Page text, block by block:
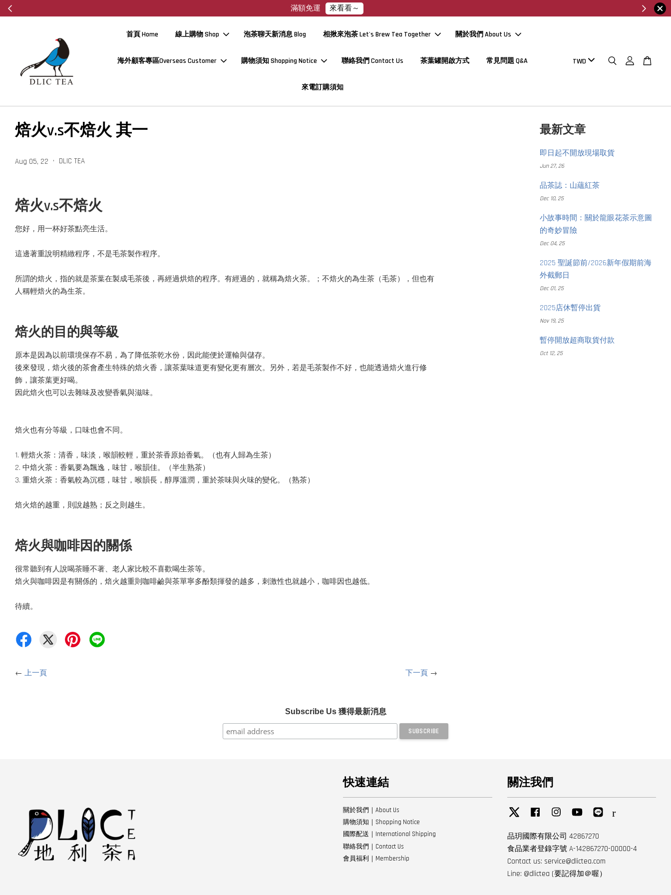
滿額免運 來看看～
首頁 Home 線上購物 Shop 泡茶聊天新消息 Blog 相揪來泡茶 Let's Brew Tea Together 關於我們 About Us
海外顧客專區Overseas Customer 購物須知 Shopping Notice 聯絡我們 Contact Us 茶葉罐開啟方式 常見問題 Q&A
來電訂購須知
焙火v.s不焙火 其一
Aug 05, 22 • DLIC TEA
焙火v.s不焙火
您好，用一杯好茶點亮生活。
這邊著重說明精緻程序，不是毛茶製作程序。
所謂的焙火，指的就是茶葉在製成毛茶後，再經過烘焙的程序。有經過的，就稱為焙火茶。；不焙火的為生茶（毛茶），但也有
人稱輕焙火的為生茶。
焙火的目的與等級
原本是因為以前環境保存不易，為了降低茶乾水份，因此能便於運輸與儲存。
後來發現，焙火後的茶會產生特殊的焙火香，讓茶葉味道更有變化更有層次。另外，若是毛茶製作不好，也能透過焙火進行修
飾，讓茶葉更好喝。
因此焙火也可以去雜味及改變香氣與滋味。
焙火也有分等級，口味也會不同。
1. 輕焙火茶：清香，味淡，喉韻較輕，重於茶香原始香氣。（也有人歸為生茶）
2. 中焙火茶：香氣要為飄逸，味甘，喉韻佳。（半生熟茶）
3. 重焙火茶：香氣較為沉穩，味甘，喉韻長，醇厚溫潤，重於茶味與火味的變化。（熟茶）
焙火焙的越重，則說越熟；反之則越生。
焙火與咖啡因的關係
很常聽到有人說喝茶睡不著、老人家比較不喜歡喝生茶等。
焙火與咖啡因是有關係的，焙火越重則咖啡鹼與茶單寧多酚類揮發的越多，刺激性也就越小，咖啡因也越低。
待續。
← 上一頁 下一頁→
最新文章
即日起不開放現場取貨
Jun 27, 26
品茶誌：山蘊紅茶
Dec 10, 25
小故事時間：關於龍眼花茶示意圖
的奇妙冒險
Dec 04, 25
2025 聖誕節前/2026新年假期前海
外截郵日
Dec 01, 25
2025店休暫停出貨
Nov 19, 25
暫停開放超商取貨付款
Oct 12, 25
Subscribe Us 獲得最新消息
快速連結
關於我們｜About Us
購物須知｜Shopping Notice
國際配送｜International Shipping
聯絡我們｜Contact Us
會員福利｜Membership
關注我們
Twitter Facebook InstagramYouTube LineRSS
品玥國際有限公司 42867270
食品業者登錄字號 A-142867270-00000-4
Contact us: service@dlictea.com
Line: @dlictea (要記得加＠喔）